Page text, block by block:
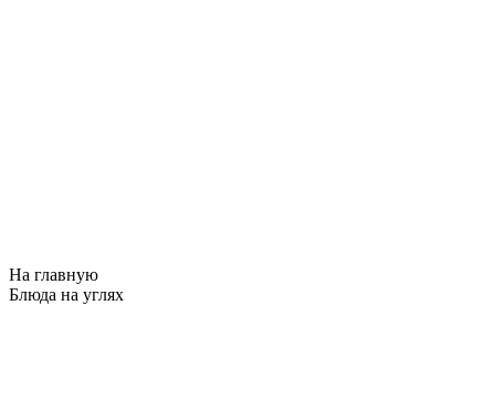
На главную
Блюда на углях